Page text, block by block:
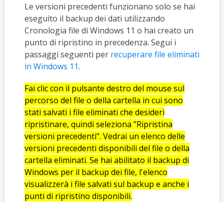
Le versioni precedenti funzionano solo se hai
eseguito il backup dei dati utilizzando
Cronologia file di Windows 11 o hai creato un
punto di ripristino in precedenza. Segui i
passaggi seguenti per recuperare file eliminati
in Windows 11.
Fai clic con il pulsante destro del mouse sul
percorso del file o della cartella in cui sono
stati salvati i file eliminati che desideri
ripristinare, quindi seleziona "Ripristina
versioni precedenti". Vedrai un elenco delle
versioni precedenti disponibili del file o della
cartella eliminati. Se hai abilitato il backup di
Windows per il backup dei file, l'elenco
visualizzerà i file salvati sul backup e anche i
punti di ripristino disponibili.